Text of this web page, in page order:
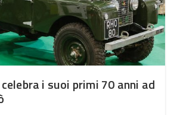
i suoi primi 70 anni ad